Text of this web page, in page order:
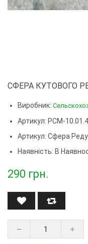
СФЕРА КУТОВОГО
Виробник:
Артикул: РСМ-
Артикул: Сфера
Наявність: В
290 грн.